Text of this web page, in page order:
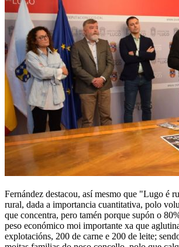
Fernández destacou, así mesmo que "Lugo é
rural, dada a importancia cuantitativa, polo
que concentra, pero tamén porque supón o
peso económico moi importante xa que
explotacións, 200 de carne e 200 de leite;